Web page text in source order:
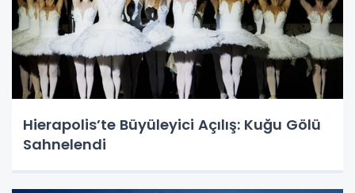
Hierapolis’te Büyüleyici Açılış: Kuğu Gölü
Sahnelendi